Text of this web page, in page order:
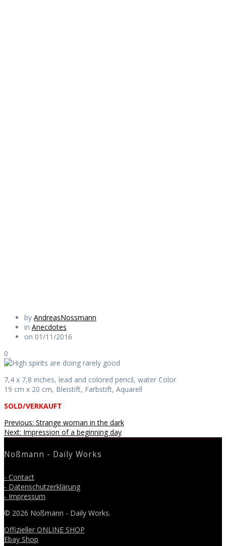
by AndreasNossmann
in Anecdotes
on 01/11/2016
0
7,4 x 7,8 inches, lead and colored pencil, water Color
19 cm x 20 cm, Bleistift, Farbstift, Aquarell
SOLD/VERKAUFT
Beitragsnavigation
Previous: Previous
post:
Strange woman in the dark
Next: Next
Impression of a beginning day
Noßmann - Daily Works
- Contact
- Datenschutzerklärung
- Impressum
© 2026 Noßmann - Daily Works.
Offizieller ONLINE SHOP
Ebay Shop